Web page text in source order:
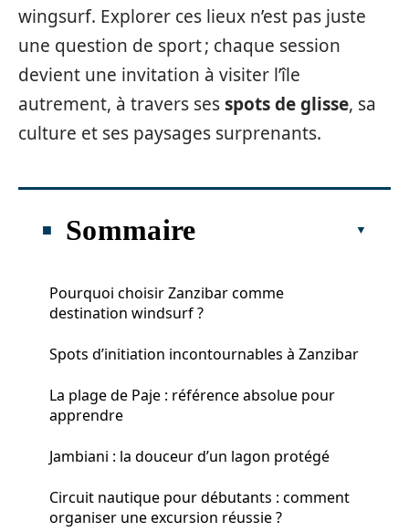
wingsurf. Explorer ces lieux n’est pas juste
une question de sport ; chaque session
devient une invitation à visiter l’île
autrement, à travers sesspots de glisse, sa
culture et ses paysages surprenants.
Sommaire
Pourquoi choisir Zanzibar comme
destination windsurf ?
Spots d’initiation incontournables à Zanzibar
La plage de Paje : référence absolue pour
apprendre
Jambiani : la douceur d’un lagon protégé
Circuit nautique pour débutants : comment
organiser une excursion réussie ?